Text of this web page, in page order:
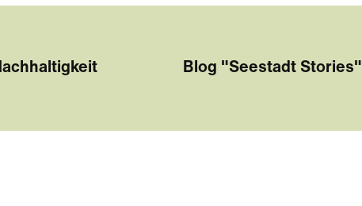
Blog "Seestadt Stories"